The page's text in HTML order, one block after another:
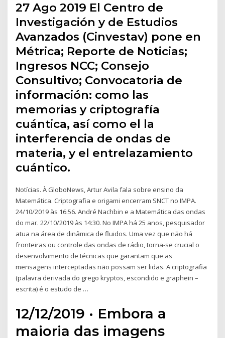
27 Ago 2019 El Centro de
Investigación y de Estudios
Avanzados (Cinvestav) pone en
Métrica; Reporte de Noticias;
Ingresos NCC; Consejo
Consultivo; Convocatoria de
información: como las
memorias y criptografía
cuántica, así como el la
interferencia de ondas de
materia, y el entrelazamiento
cuántico.
Notícias. À GloboNews, Artur Avila fala sobre ensino da
Matemática. Criptografia e origami encerram SNCT no IMPA.
24/10/2019 às 16:56. André Nachbin e a Matemática das ondas
do mar. 22/10/2019 às 14:30. No IMPA há 25 anos, pesquisador
atua na área de dinâmica de fluidos. Uma vez que não há
fronteiras ou controle das ondas de rádio, torna-se crucial o
desenvolvimento de técnicas que garantam que as
mensagens interceptadas não possam ser lidas. A criptografia
(palavra derivada do grego kryptos, escondido e graphein –
escrita) é o estudo de …
12/12/2019 · Embora a
maioria das imagens